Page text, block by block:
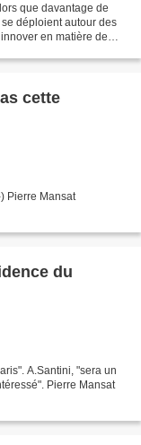
que davantage de
déploient autour des
en matière de
cette
Pierre Mansat
du
A.Santini, "sera un
Pierre Mansat